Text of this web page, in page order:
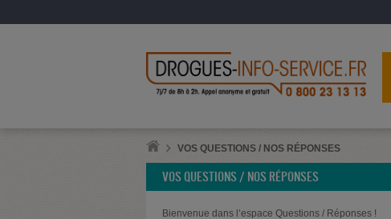
VOS QUESTIONS / NOS RÉPONSES
VOS QUESTIONS / NOS RÉPONSES
Bienvenue dans l’espace Questions / Réponses !